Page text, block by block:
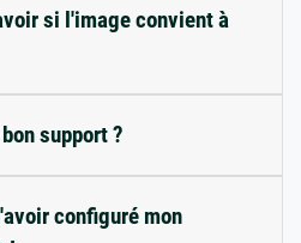
si l'image convient à
support ?
configuré mon